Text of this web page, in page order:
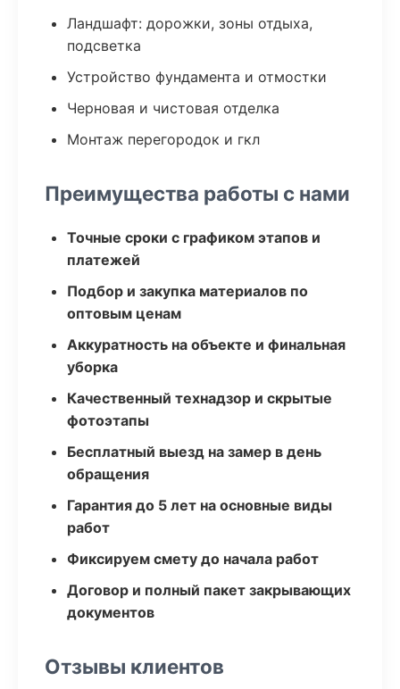
Ландшафт: дорожки, зоны отдыха,
подсветка
Устройство фундамента и отмостки
Черновая и чистовая отделка
Монтаж перегородок и гкл
Преимущества работы с нами
Точные сроки с графиком этапов и
платежей
Подбор и закупка материалов по
оптовым ценам
Аккуратность на объекте и финальная
уборка
Качественный технадзор и скрытые
фотоэтапы
Бесплатный выезд на замер в день
обращения
Гарантия до 5 лет на основные виды
работ
Фиксируем смету до начала работ
Договор и полный пакет закрывающих
документов
Отзывы клиентов